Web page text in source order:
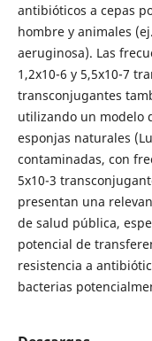
antibióticos a cepas
hombre y animales
aeruginosa). Las
1,2x10-6 y 5,5x10-7
transconjugantes
utilizando un modelo
esponjas naturales
contaminadas, con
5x10-3
presentan una
de salud pública,
potencial de
resistencia a
bacterias